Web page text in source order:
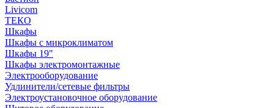
Livicom
ТЕКО
Шкафы
Шкафы с микроклиматом
Шкафы 19"
Шкафы электромонтажные
Электрооборудование
Удлинители/сетевые фильтры
Электроустановочное оборудование